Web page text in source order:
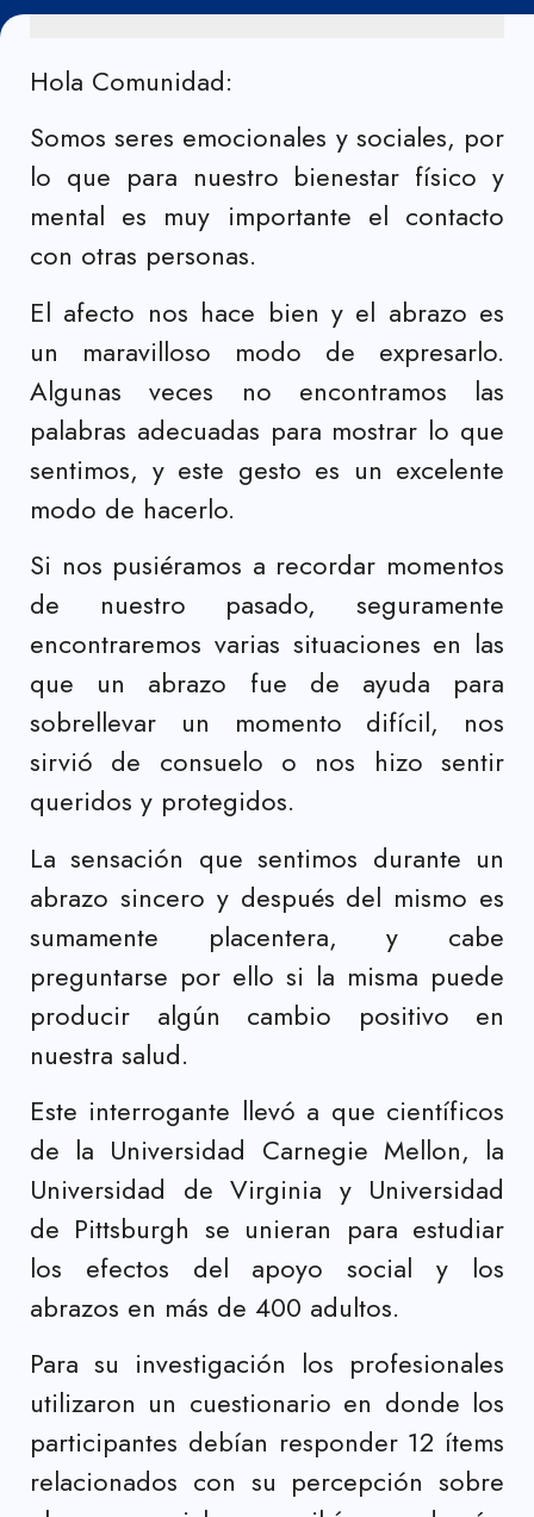
Hola Comunidad:
Somos seres emocionales y sociales, por
lo que para nuestro bienestar físico y
mental es muy importante el contacto
con otras personas.
El afecto nos hace bien y el abrazo es
un maravilloso modo de expresarlo.
Algunas veces no encontramos las
palabras adecuadas para mostrar lo que
sentimos, y este gesto es un excelente
modo de hacerlo.
Si nos pusiéramos a recordar momentos
de nuestro pasado, seguramente
encontraremos varias situaciones en las
que un abrazo fue de ayuda para
sobrellevar un momento difícil, nos
sirvió de consuelo o nos hizo sentir
queridos y protegidos.
La sensación que sentimos durante un
abrazo sincero y después del mismo es
sumamente placentera, y cabe
preguntarse por ello si la misma puede
producir algún cambio positivo en
nuestra salud.
Este interrogante llevó a que científicos
de la Universidad Carnegie Mellon, la
Universidad de Virginia y Universidad
de Pittsburgh se unieran para estudiar
los efectos del apoyo social y los
abrazos en más de 400 adultos.
Para su investigación los profesionales
utilizaron un cuestionario en donde los
participantes debían responder 12 ítems
relacionados con su percepción sobre